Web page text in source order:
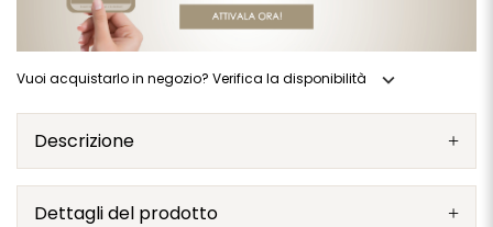
Vuoi acquistarlo in negozio? Verifica la disponibilità expand_more
Descrizione
Dettagli del prodotto